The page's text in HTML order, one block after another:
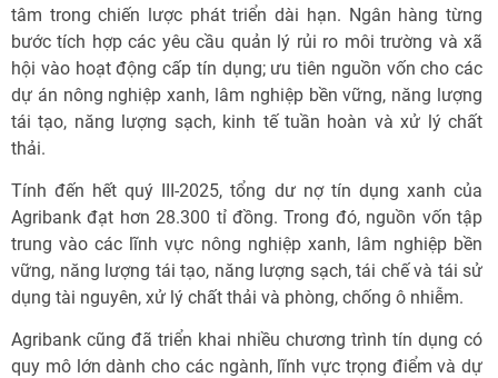
tâm trong chiến lược phát triển dài hạn. Ngân hàng từng
bước tích hợp các yêu cầu quản lý rủi ro môi trường và xã
hội vào hoạt động cấp tín dụng; ưu tiên nguồn vốn cho các
dự án nông nghiệp xanh, lâm nghiệp bền vững, năng lượng
tái tạo, năng lượng sạch, kinh tế tuần hoàn và xử lý chất
thải.
Tính đến hết quý III-2025, tổng dư nợ tín dụng xanh của
Agribank đạt hơn 28.300 tỉ đồng. Trong đó, nguồn vốn tập
trung vào các lĩnh vực nông nghiệp xanh, lâm nghiệp bền
vững, năng lượng tái tạo, năng lượng sạch, tái chế và tái sử
dụng tài nguyên, xử lý chất thải và phòng, chống ô nhiễm.
Agribank cũng đã triển khai nhiều chương trình tín dụng có
quy mô lớn dành cho các ngành, lĩnh vực trọng điểm và dự